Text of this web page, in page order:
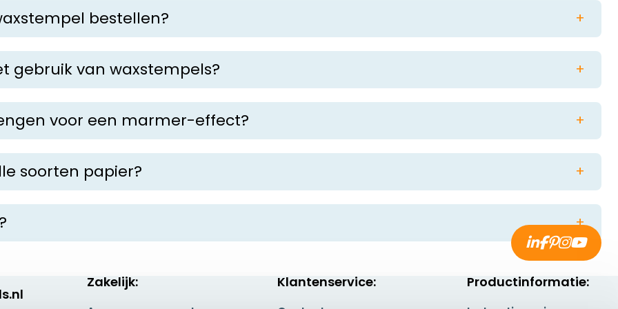
bestellen?
kunt u uw ontwerp of logo uploaden via de website van Kantoorstempels.nl. Het team zal vervolgens uw
van de perfecte stempel.
gebruik van waxstempels?
of was nodig, die verkrijgbaar is in verschillende kleuren. Daarnaast kan eensmeltlepelofwaxpistool
te brengen.
voor een marmer-effect?
Voor een marmereffect smelt u stukjes van twee of drie verschillende kleuren wax tegelijkertijd
vloeibaar is, giet u deze direct op het papier. De kleuren zullen tijdens het gieten en stempelen op een
soorten papier?
gebruikt, maar het is belangrijk om te testen op een klein stukje papier om te zien hoe het
of glanzende papiersoorten kunnen minder geschikt zijn.
om deze na elk gebruik schoon te maken. Dit kan eenvoudig door de stempel voorzichtig af te
Zakelijk: Klantenservice: Productinformatie: